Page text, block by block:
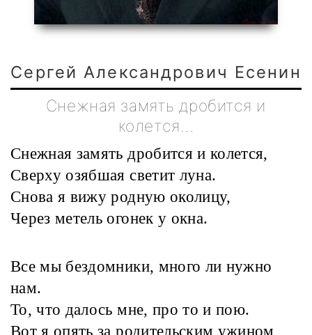
Сергей Александрович Есенин
Снежная замять дробится и
колется…
Снежная замять дробится и колется,
Сверху озябшая светит луна.
Снова я вижу родную околицу,
Через метель огонек у окна.
Все мы бездомники, много ли нужно
нам.
То, что далось мне, про то и пою.
Вот я опять за родительским ужином,